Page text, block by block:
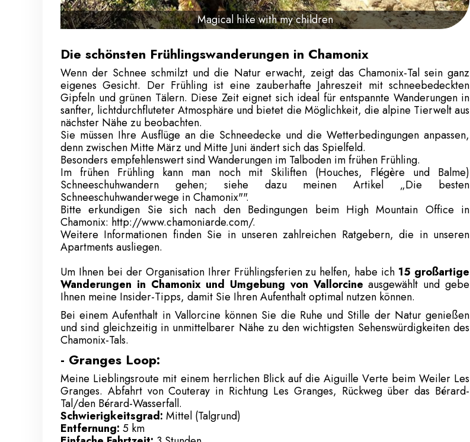
Magical hike with my children
Die schönsten Frühlingswanderungen in Chamonix
Wenn der Schnee schmilzt und die Natur erwacht, zeigt das Chamonix-Tal sein ganz
eigenes Gesicht. Der Frühling ist eine zauberhafte Jahreszeit mit schneebedeckten
Gipfeln und grünen Tälern. Diese Zeit eignet sich ideal für entspannte Wanderungen in
sanfter, lichtdurchfluteter Atmosphäre und bietet die Möglichkeit, die alpine Tierwelt aus
nächster Nähe zu beobachten.
Sie müssen Ihre Ausflüge an die Schneedecke und die Wetterbedingungen anpassen,
denn zwischen Mitte März und Mitte Juni ändert sich das Spielfeld.
Besonders empfehlenswert sind Wanderungen im Talboden im frühen Frühling.
Im frühen Frühling kann man noch mit Skiliften (Houches, Flégère und Balme)
Schneeschuhwandern gehen; siehe dazu meinen Artikel „Die besten
Schneeschuhwanderwege in Chamonix"".
Bitte erkundigen Sie sich nach den Bedingungen beim High Mountain Office in
Chamonix: http://www.chamoniarde.com/.
Weitere Informationen finden Sie in unseren zahlreichen Ratgebern, die in unseren
Apartments ausliegen.
Um Ihnen bei der Organisation Ihrer Frühlingsferien zu helfen, habe ich 15 großartige
Wanderungen in Chamonix und Umgebung von Vallorcine ausgewählt und gebe
Ihnen meine Insider-Tipps, damit Sie Ihren Aufenthalt optimal nutzen können.
Bei einem Aufenthalt in Vallorcine können Sie die Ruhe und Stille der Natur genießen
und sind gleichzeitig in unmittelbarer Nähe zu den wichtigsten Sehenswürdigkeiten des
Chamonix-Tals.
- Granges Loop:
Meine Lieblingsroute mit einem herrlichen Blick auf die Aiguille Verte beim Weiler Les
Granges. Abfahrt von Couteray in Richtung Les Granges, Rückweg über das Bérard-
Tal/den Bérard-Wasserfall.
Schwierigkeitsgrad: Mittel (Talgrund)
Entfernung: 5 km